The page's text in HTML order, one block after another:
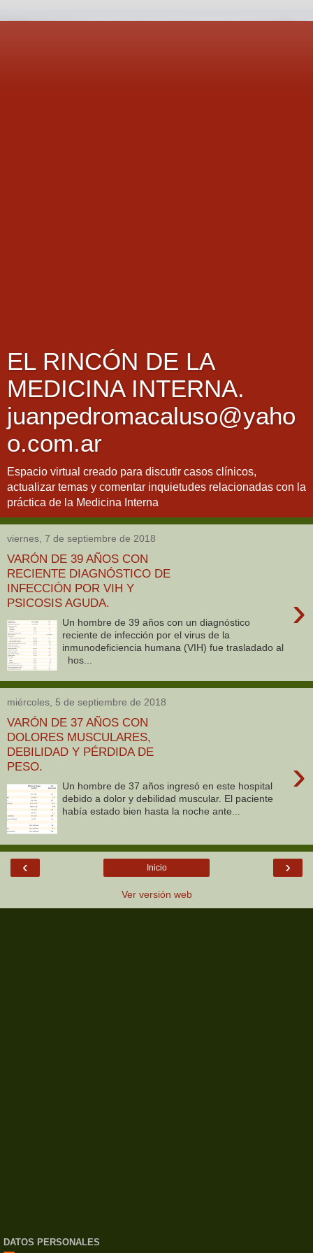
EL RINCÓN DE LA
MEDICINA INTERNA.
juanpedromacaluso@yaho
o.com.ar
Espacio virtual creado para discutir casos clínicos,
actualizar temas y comentar inquietudes relacionadas con la
práctica de la Medicina Interna
viernes, 7 de septiembre de 2018
VARÓN DE 39 AÑOS CON
RECIENTE DIAGNÓSTICO DE
INFECCIÓN POR VIH Y
PSICOSIS AGUDA.
›
Un hombre de 39 años con un diagnóstico
reciente de infección por el virus de la
inmunodeficiencia humana (VIH) fue trasladado al
hos...
miércoles, 5 de septiembre de 2018
VARÓN DE 37 AÑOS CON
DOLORES MUSCULARES,
DEBILIDAD Y PÉRDIDA DE
PESO.
›
Un hombre de 37 años ingresó en este hospital
debido a dolor y debilidad muscular. El paciente
había estado bien hasta la noche ante...
‹ ›
Inicio
Ver versión web
DATOS PERSONALES